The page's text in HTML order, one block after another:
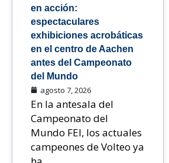
en acción:
espectaculares
exhibiciones acrobáticas
en el centro de Aachen
antes del Campeonato
del Mundo
agosto 7, 2026
En la antesala del
Campeonato del
Mundo FEI, los actuales
campeones de Volteo ya